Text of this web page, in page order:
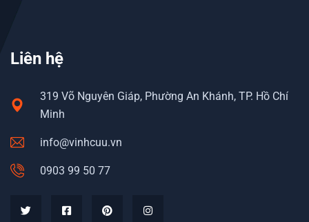
Liên hệ
319 Võ Nguyên Giáp, Phường An Khánh, TP. Hồ Chí
Minh
info@vinhcuu.vn
0903 99 50 77